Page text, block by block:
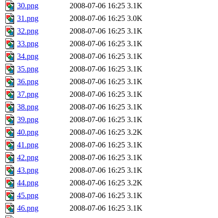
30.png 2008-07-06 16:25 3.1K
31.png
2008-07-06 16:25 3.0K
32.png
2008-07-06 16:25 3.1K
33.png
2008-07-06 16:25 3.1K
34.png
2008-07-06 16:25 3.1K
35.png
2008-07-06 16:25 3.1K
36.png
2008-07-06 16:25 3.1K
37.png
2008-07-06 16:25 3.1K
38.png
2008-07-06 16:25 3.1K
39.png
2008-07-06 16:25 3.1K
40.png
2008-07-06 16:25 3.2K
41.png
2008-07-06 16:25 3.1K
42.png
2008-07-06 16:25 3.1K
43.png
2008-07-06 16:25 3.1K
44.png
2008-07-06 16:25 3.2K
45.png
2008-07-06 16:25 3.1K
46.png
2008-07-06 16:25 3.1K